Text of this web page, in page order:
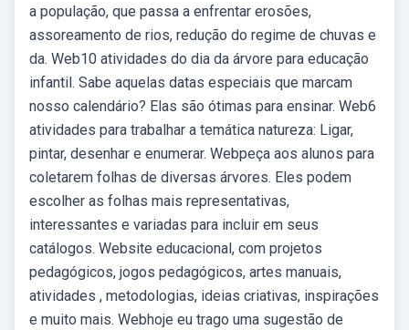
a população, que passa a enfrentar erosões,
assoreamento de rios, redução do regime de chuvas e
da. Web10 atividades do dia da árvore para educação
infantil. Sabe aquelas datas especiais que marcam
nosso calendário? Elas são ótimas para ensinar. Web6
atividades para trabalhar a temática natureza: Ligar,
pintar, desenhar e enumerar. Webpeça aos alunos para
coletarem folhas de diversas árvores. Eles podem
escolher as folhas mais representativas,
interessantes e variadas para incluir em seus
catálogos. Website educacional, com projetos
pedagógicos, jogos pedagógicos, artes manuais,
atividades , metodologias, ideias criativas, inspirações
e muito mais. Webhoje eu trago uma sugestão de